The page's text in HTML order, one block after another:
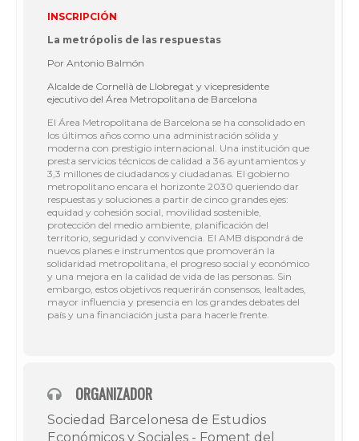
INSCRIPCIÓN
La metrópolis de las respuestas
Por Antonio Balmón
Alcalde de Cornellà de Llobregat y vicepresidente
ejecutivo del Área Metropolitana de Barcelona
El Área Metropolitana de Barcelona se ha consolidado en
los últimos años como una administración sólida y
moderna con prestigio internacional. Una institución que
presta servicios técnicos de calidad a 36 ayuntamientos y
3,3 millones de ciudadanos y ciudadanas. El gobierno
metropolitano encara el horizonte 2030 queriendo dar
respuestas y soluciones a partir de cinco grandes ejes:
equidad y cohesión social, movilidad sostenible,
protección del medio ambiente, planificación del
territorio, seguridad y convivencia. El AMB dispondrá de
nuevos planes e instrumentos que promoverán la
solidaridad metropolitana, el progreso social y económico
y una mejora en la calidad de vida de las personas. Sin
embargo, estos objetivos requerirán consensos, lealtades,
mayor influencia y presencia en los grandes debates del
país y una financiación justa para hacerle frente.
ORGANIZADOR
Sociedad Barcelonesa de Estudios
Económicos y Sociales - Foment del